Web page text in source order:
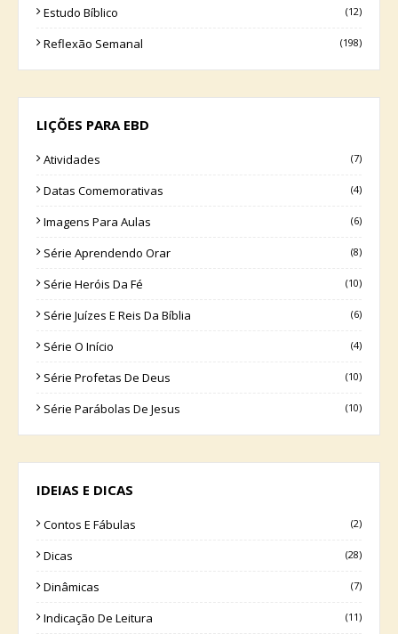
Estudo Bíblico (12)
Reflexão Semanal (198)
LIÇÕES PARA EBD
Atividades (7)
Datas Comemorativas (4)
Imagens Para Aulas (6)
Série Aprendendo Orar (8)
Série Heróis Da Fé (10)
Série Juízes E Reis Da Bíblia (6)
Série O Início (4)
Série Profetas De Deus (10)
Série Parábolas De Jesus (10)
IDEIAS E DICAS
Contos E Fábulas (2)
Dicas (28)
Dinâmicas (7)
Indicação De Leitura (11)